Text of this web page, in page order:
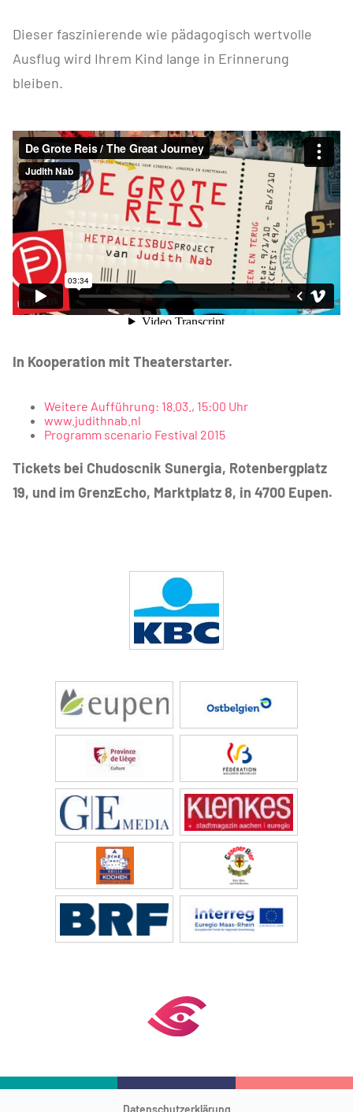
Dieser faszinierende wie pädagogisch wertvolle
Ausflug wird Ihrem Kind lange in Erinnerung
bleiben.
In Kooperation mit Theaterstarter.
Weitere Aufführung: 18.03., 15:00 Uhr
www.judithnab.nl
Programm scenario Festival 2015
Tickets bei Chudoscnik Sunergia, Rotenbergplatz
19, und im GrenzEcho, Marktplatz 8, in 4700 Eupen.
Datenschutzerklärung